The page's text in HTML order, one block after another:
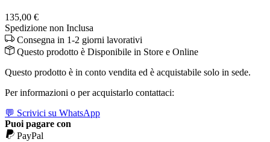
135,00 €
Spedizione non Inclusa
Consegna in 1-2 giorni lavorativi
Questo prodotto è Disponibile in Store e Online
Questo prodotto è in conto vendita ed è acquistabile solo in sede.
Per informazioni o per acquistarlo contattaci:
💬 Scrivici su WhatsApp
Puoi pagare con
PayPal